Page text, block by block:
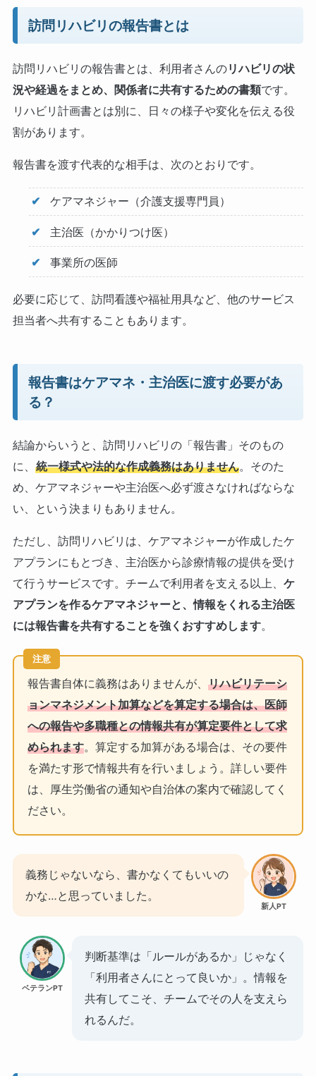
訪問リハビリの報告書とは
訪問リハビリの報告書とは、利用者さんのリハビリの状
況や経過をまとめ、関係者に共有するための書類です。
リハビリ計画書とは別に、日々の様子や変化を伝える役
割があります。
報告書を渡す代表的な相手は、次のとおりです。
ケアマネジャー（介護支援専門員）
主治医（かかりつけ医）
事業所の医師
必要に応じて、訪問看護や福祉用具など、他のサービス
担当者へ共有することもあります。
報告書はケアマネ・主治医に渡す必要があ
る？
結論からいうと、訪問リハビリの「報告書」そのもの
に、 統一様式や法的な作成義務はありません。そのた
め、ケアマネジャーや主治医へ必ず渡さなければならな
い、という決まりもありません。
ただし、訪問リハビリは、ケアマネジャーが作成したケ
アプランにもとづき、主治医から診療情報の提供を受け
て行うサービスです。チームで利用者を支える以上、 ケ
アプランを作るケアマネジャーと、情報をくれる主治医
には報告書を共有することを強くおすすめします。
注意
報告書自体に義務はありませんが、 リハビリテーシ
ョンマネジメント加算などを算定する場合は、医師
への報告や多職種との情報共有が算定要件として求
められます。算定する加算がある場合は、その要件
を満たす形で情報共有を行いましょう。詳しい要件
は、厚生労働省の通知や自治体の案内で確認してく
ださい。
新人PT
義務じゃないなら、書かなくてもいいの
かな…と思っていました。
ベテランPT
判断基準は「ルールがあるか」じゃなく
「利用者さんにとって良いか」。情報を
共有してこそ、チームでその人を支えら
れるんだ。